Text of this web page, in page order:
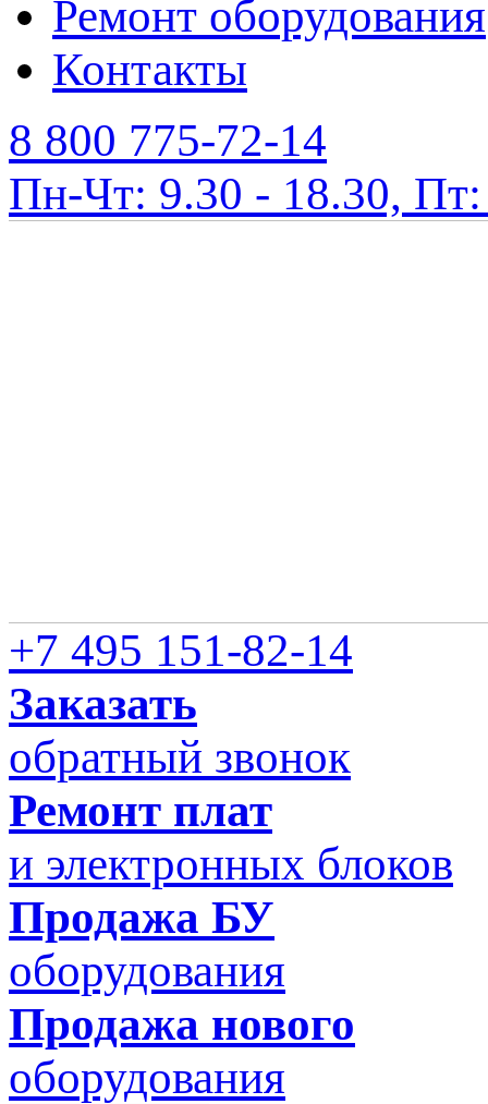
Ремонт оборудования
Контакты
8 800 775-72-14
Пн-Чт: 9.30 - 18.30,
+7 495 151-82-14
Заказать
обратный звонок
Ремонт плат
и электронных блоков
Продажа БУ
оборудования
Продажа нового
оборудования